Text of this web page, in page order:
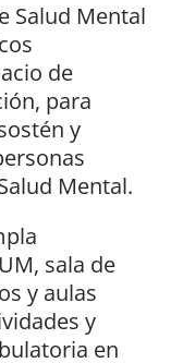
Salud Mental
de
para
y
Mental.
sala de
y aulas
y
en